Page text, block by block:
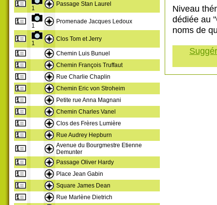
1
Passage Stan Laurel
1
Promenade Jacques Ledoux
1
Clos Tom et Jerry
Chemin Luis Bunuel
Chemin François Truffaut
Rue Charlie Chaplin
Chemin Eric von Stroheim
Petite rue Anna Magnani
Chemin Charles Vanel
Clos des Frères Lumière
Rue Audrey Hepburn
Avenue du Bourgmestre Etienne
Demunter
Passage Oliver Hardy
Place Jean Gabin
Square James Dean
Rue Marlène Dietrich
Niveau
dédiée au
noms de